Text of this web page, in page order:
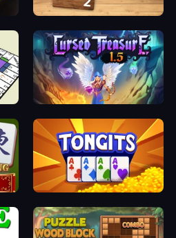
Word Duel
PolyBusiness (Unofficial Monopoly) Cursed Treasure 1.5
Tongits